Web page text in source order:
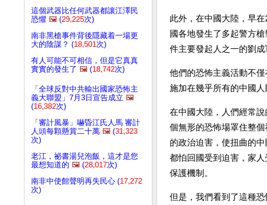
這個武器比任何武器都讓江澤民
恐懼 🖼️ (29,225次)
南非黑槍事件背後隱藏着一場更
大的陰謀？ (18,501次)
有人可能不可相信，但是它真真
實實的發生了 🖼️ (18,742次)
「全球反對中共輸出國家恐怖主
義大聯盟」7月3日宣告成立 🖼️
(16,382次)
「審計風暴」嚇昏江氏人馬 審計
人頭每顆懸賞二十萬 🖼️ (31,323
次)
老江，祕書湯兒泡飯，這才是您
最想知道的 🖼️ (28,017次)
南非中使館聲明再失民心 (17,272
次)
此外，在中國大陸，早
國各地發生了多起警方
件主要發起人之一的劉成
他們的恐怖主義活動不
施加在幾乎所有的中國人
在中國大陸，人們經常
個無形的恐怖場罩住整
的政治迫害，使扭曲的
都怕回國受到迫害，家
保護機制。
但是，我們看到了這種